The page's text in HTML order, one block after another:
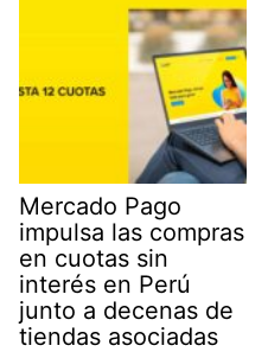
Mercado Pago
impulsa las compras
en cuotas sin
interés en Perú
junto a decenas de
tiendas asociadas